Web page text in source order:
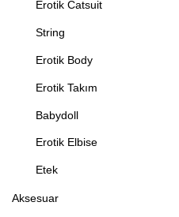
Erotik Catsuit
String
Erotik Body
Erotik Takım
Babydoll
Erotik Elbise
Etek
Aksesuar